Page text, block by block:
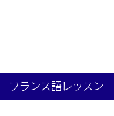
フランス語レッスン